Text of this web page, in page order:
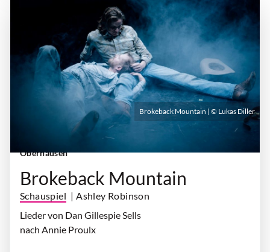
Freitag, 09. Oktober 2026 | 19:30 Uhr
Oberhausen
Brokeback Mountain
Schauspiel | Ashley Robinson
Lieder von Dan Gillespie Sells
nach Annie Proulx
Brokeback Mountain | © Lukas Diller